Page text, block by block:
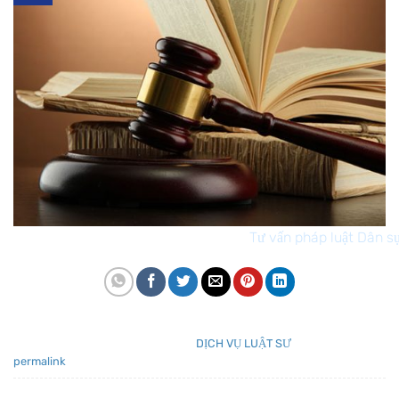
Tư vấn pháp luật Dân
DỊCH VỤ LUẬT SƯ
permalink